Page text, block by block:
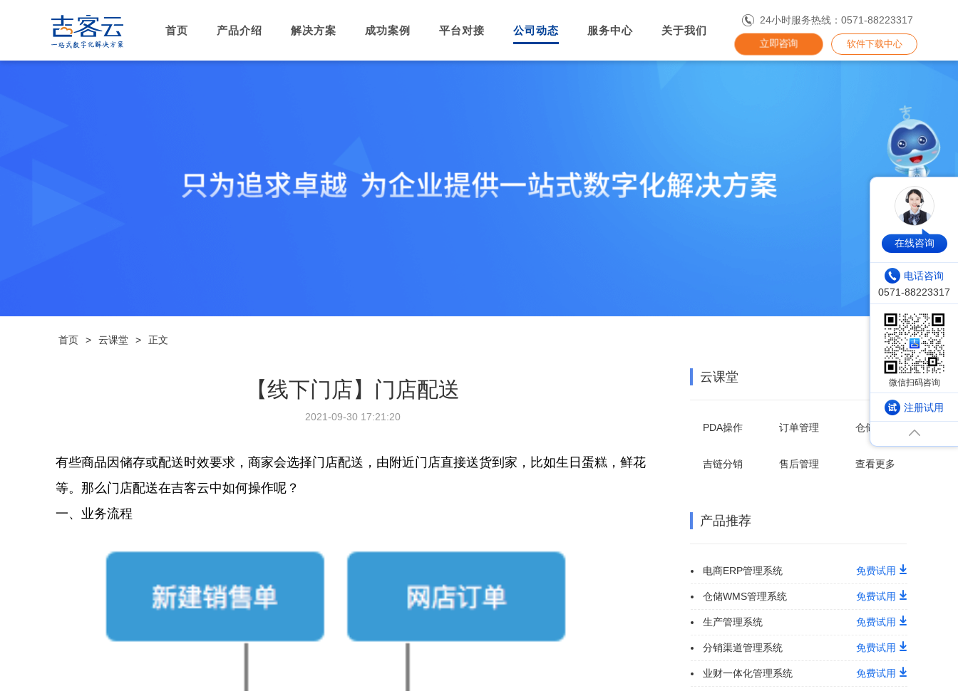
首页 产品介绍 解决方案 成功案例 平台对接 公司动态 服务中心 关于我们
24小时服务热线：0571-88223317
立即咨询 软件下载中心
在线咨询
电话咨询
注册试用
首页 > 云课堂 > 正文
【线下门店】门店配送
2021-09-30 17:21:20
有些商品因储存或配送时效要求，商家会选择门店配送，由附近门店直接送货到家，比如生日蛋糕，鲜花
等。那么门店配送在吉客云中如何操作呢？
一、业务流程
云课堂
PDA操作 订单管理 仓储管理
吉链分销 售后管理 查看更多
产品推荐
电商ERP管理系统 免费试用
仓储WMS管理系统 免费试用
生产管理系统 免费试用
分销渠道管理系统 免费试用
业财一体化管理系统 免费试用